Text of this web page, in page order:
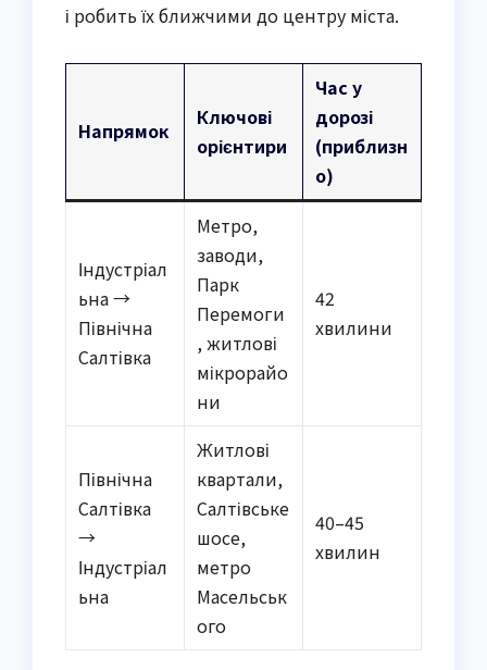
і робить їх ближчими до центру міста.
Напрямок
Ключові
орієнтири
Час у
дорозі
(приблизн
о)
Індустріал
ьна →
Північна
Салтівка
Метро,
заводи,
Парк
Перемоги
, житлові
мікрорайо
ни
42
хвилини
Північна
Салтівка
→
Індустріал
ьна
Житлові
квартали,
Салтівське
шосе,
метро
Масельськ
ого
40–45
хвилин